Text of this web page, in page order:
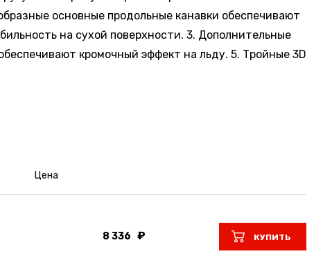
основные продольные канавки обеспечивают
на сухой поверхности. 3. Дополнительные
кромочный эффект на льду. 5. Тройные 3D
Цена
8 336 КУПИТЬ